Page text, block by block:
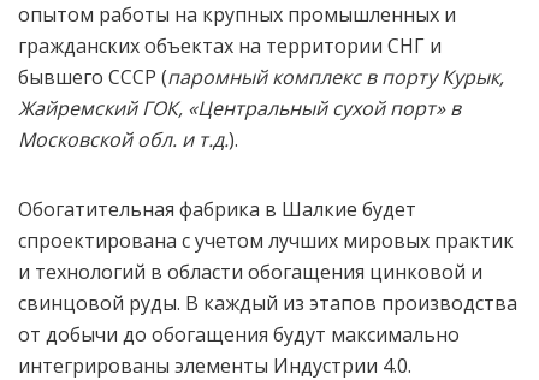
опытом работы на крупных промышленных и
гражданских объектах на территории СНГ и
бывшего СССР (паромный комплекс в порту Курык,
Жайремский ГОК, «Центральный сухой порт» в
Московской обл. и т.д.).
Обогатительная фабрика в Шалкие будет
спроектирована с учетом лучших мировых практик
и технологий в области обогащения цинковой и
свинцовой руды. В каждый из этапов производства
от добычи до обогащения будут максимально
интегрированы элементы Индустрии 4.0.